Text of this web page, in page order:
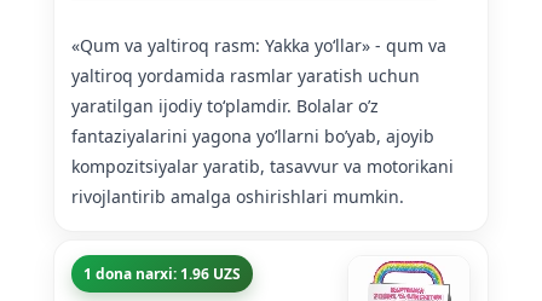
«Qum va yaltiroq rasm: Yakka yoʻllar» - qum va
yaltiroq yordamida rasmlar yaratish uchun
yaratilgan ijodiy toʻplamdir. Bolalar o’z
fantaziyalarini yagona yo’llarni bo’yab, ajoyib
kompozitsiyalar yaratib, tasavvur va motorikani
rivojlantirib amalga oshirishlari mumkin.
1 dona narxi: 1.96 UZS